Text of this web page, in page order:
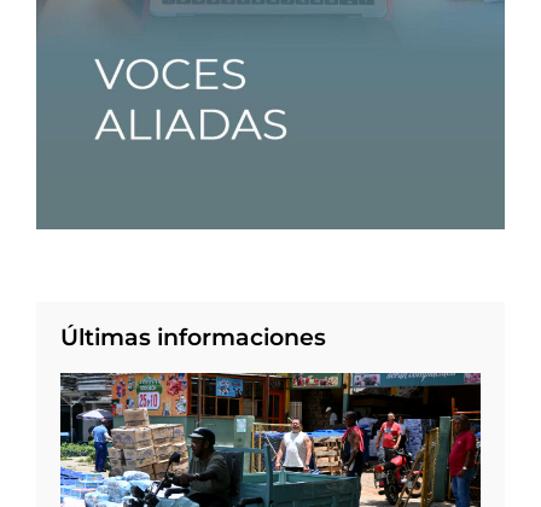
Últimas informaciones